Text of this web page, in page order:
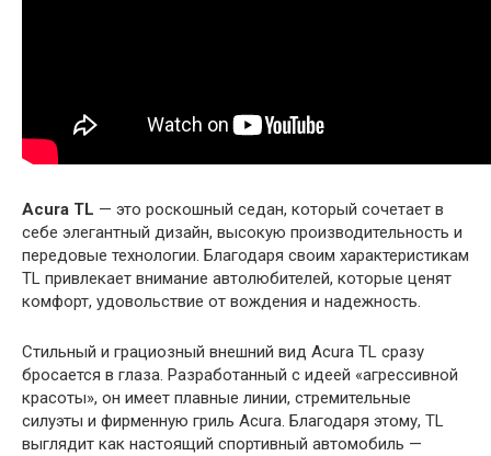
Аcura TL — это роскошный седан, который сочетает в
себе элегантный дизайн, высокую производительность и
передовые технологии. Благодаря своим характеристикам
TL привлекает внимание автолюбителей, которые ценят
комфорт, удовольствие от вождения и надежность.
Стильный и грациозный внешний вид Acura TL сразу
бросается в глаза. Разработанный с идеей «агрессивной
красоты», он имеет плавные линии, стремительные
силуэты и фирменную гриль Acura. Благодаря этому, TL
выглядит как настоящий спортивный автомобиль —